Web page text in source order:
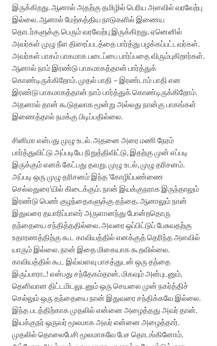
இருக்கிறது. ஆனால் அதற்கு தமிழில் பெரிய அளவில் வரவேற்பு
இல்லை.‌ ஆனால் மேற்கத்திய நாடுகளில் இணைய
தொடர்களுக்கு பெரும் வரவேற்பு இருக்கிறது.‌ ஏனெனில்
அவர்கள் முழு நீள திரைப்படத்தை பார்த்து பழக்கப்பட்டவர்கள்.
அவர்கள் பாகம் பாகமாக படைப்பை பார்ப்பதை விரும்புகிறார்கள்.
ஆனால் நாம் இரண்டு பாகமாகத்தான் பார்த்துக்
கொண்டிருக்கிறோம். முதல் பாதி – இரண்டாம் பாதி என
இரண்டு பாகமாகத்தான் நாம் பார்த்துக் கொண்டிருக்கிறோம்.
அதனால் தான் கூடுதலாக மூன்று அல்லது நான்கு பாகங்கள்
இணைத்தால் நமக்கு பிடிப்பதில்லை.
சினிமா என்பது முழு உடல். அதனை அரை மணி நேரம்
பார்த்துவிட்டு அப்படியே நிறுத்திவிட்டு, இதற்கு முன் எப்படி
இருக்கும் எனக் கேட்பது தவறு. முழு உடல், முழு தரிசனம்.
அப்படி ஒரு முழு தரிசனம் இந்த ‘கோழிப்பண்ணை
செல்லதுரை’யில் கிடைக்கும். நான் இயக்குநராக இருந்தாலும்
இரண்டு பெண் குழந்தைகளுக்கு தந்தை. ஆனாலும் நான்
இதுவரை தயாரிப்பாளர் அருளானந்து போன்றதொரு
தந்தையை சந்தித்ததில்லை. அவரை ஒப்பிட்டுப் பேசுவதற்கு
உதாரணத்திற்கு கூட காவியத்தில் எனக்குத் தெரிந்த அளவில்
யாரும் இல்லை. நான் இதை மிகையாக கூறவில்லை.
காவியத்தில் கூட இவ்வளவு பாசத்துடன் ஒரு தந்தை
இருப்பாரா..! என்பது சந்தேகம்தான். மிகவும் அன்புடனும்,
தெளிவான திட்டமிடலுடனும் ஒரு செயலை முன் நகர்த்திச்
செல்லும் ஒரு தந்தையை நான் இதுவரை சந்திக்கவே இல்லை.
இந்த படத்திற்காக முதலில் என்னை அழைத்தது அவர் தான்.
இயக்குநர் ஒருவர் மூலமாக அவர் என்னை அழைத்தார்.
முதலில் தொலைபேசி மூலமாகவே பேச தொடங்கினோம்.